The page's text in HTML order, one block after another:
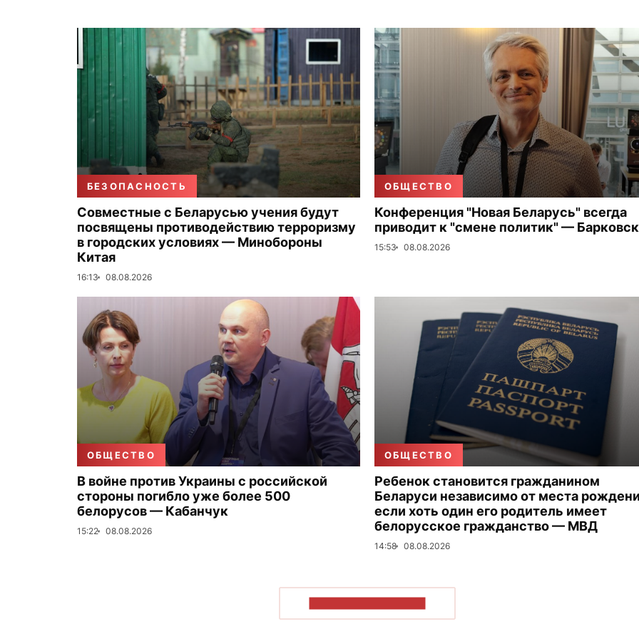
БЕЗОПАСНОСТЬ
Совместные с Беларусью учения будут
посвящены противодействию терроризму
в городских условиях — Минобороны
Китая
16:13 08.08.2026
ОБЩЕСТВО
Конференция "Новая Беларусь" всегда
приводит к "смене политик" —
15:53 08.08.2026
ОБЩЕСТВО
В войне против Украины с российской
стороны погибло уже более 500
белорусов — Кабанчук
15:22 08.08.2026
ОБЩЕСТВО
Ребенок становится гражданином
Беларуси независимо от места
если хоть один его родитель имеет
белорусское гражданство — МВД
14:58 08.08.2026